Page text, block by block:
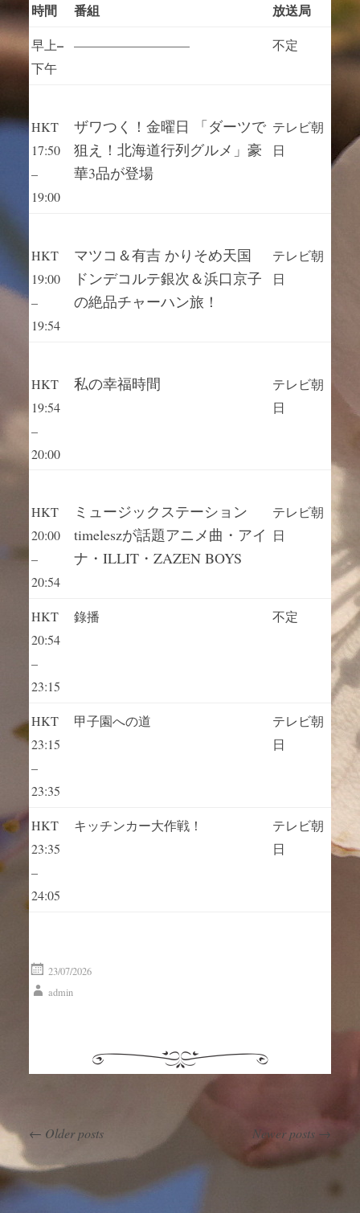
時間 番組 放送局
早上–
下午
————————— 不定
HKT
17:50
–
19:00
ザワつく！金曜日 「ダーツで
狙え！北海道行列グルメ」豪
華3品が登場
テレビ朝
日
HKT
19:00
–
19:54
マツコ＆有吉 かりそめ天国
ドンデコルテ銀次＆浜口京子
の絶品チャーハン旅！
テレビ朝
日
HKT
19:54
–
20:00
私の幸福時間
テレビ朝
日
HKT
20:00
–
20:54
ミュージックステーション
timeleszが話題アニメ曲・アイ
ナ・ILLIT・ZAZEN BOYS
テレビ朝
日
HKT
20:54
–
23:15
錄播 不定
HKT
23:15
–
23:35
甲子園への道
テレビ朝
日
HKT
23:35
–
24:05
キッチンカー大作戦！
テレビ朝
日
23/07/2026
admin
Post navigation
← Older posts Newer posts →